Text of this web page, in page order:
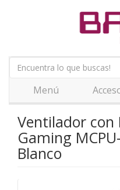
Menú
Ventilador con
Gaming
Blanco